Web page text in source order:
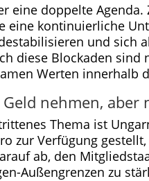
eine doppelte
eine kontinuierliche
und sich
diese Blockaden
Werten innerhalb
nehmen, aber
Thema ist
zur Verfügung
ab, den
Außengrenzen zu